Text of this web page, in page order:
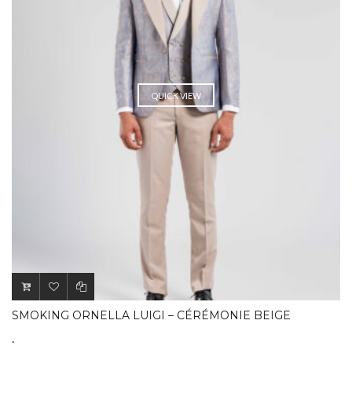
QUICK VIEW
SMOKING ORNELLA LUIGI – CÉRÉMONIE BEIGE
.